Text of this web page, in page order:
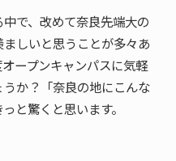
で、改めて奈良先端大の
しいと思うことが多々あ
ープンキャンパスに気軽
か？「奈良の地にこんな
と驚くと思います。